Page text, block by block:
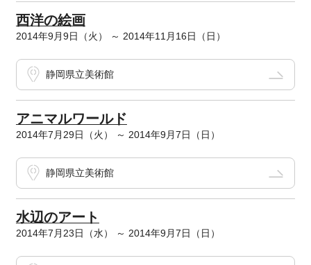
西洋の絵画
2014年9月9日（火） ～ 2014年11月16日（日）
静岡県立美術館
アニマルワールド
2014年7月29日（火） ～ 2014年9月7日（日）
静岡県立美術館
水辺のアート
2014年7月23日（水） ～ 2014年9月7日（日）